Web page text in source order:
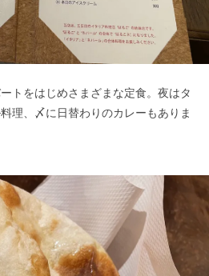
トをはじめさまざまな定食。夜はタ
理、〆に日替わりのカレーもありま